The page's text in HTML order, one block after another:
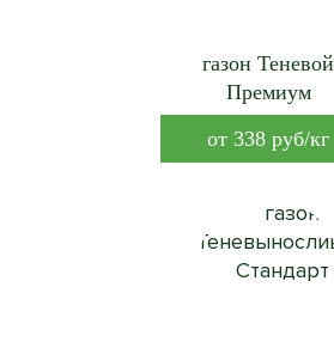
газон Теневой
Премиум
от 338 руб/кг